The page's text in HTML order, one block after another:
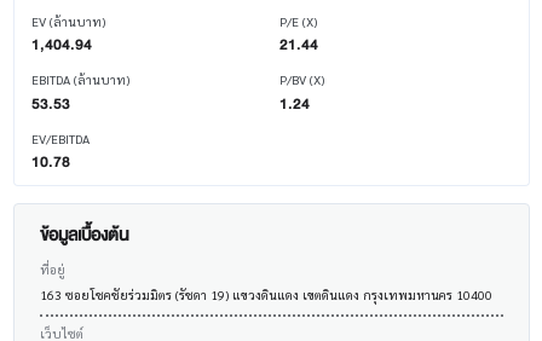
EV (ล้านบาท)
1,404.94
EBITDA (ล้านบาท)
53.53
EV/EBITDA
10.78
P/E (X)
21.44
P/BV (X)
1.24
ข้อมูลเบื้องต้น
ที่อยู่
163 ซอยโชคชัยร่วมมิตร (รัชดา 19) แขวงดินแดง เขตดินแดง กรุงเทพมหานคร 10400
เว็บไซต์